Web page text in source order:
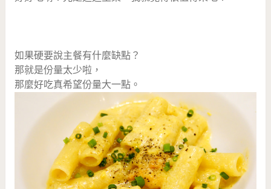
如果硬要說主餐有什麼缺點？
那就是份量太少啦，
那麼好吃真希望份量大一點。